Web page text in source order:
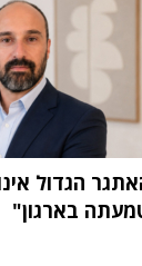
בארגון"